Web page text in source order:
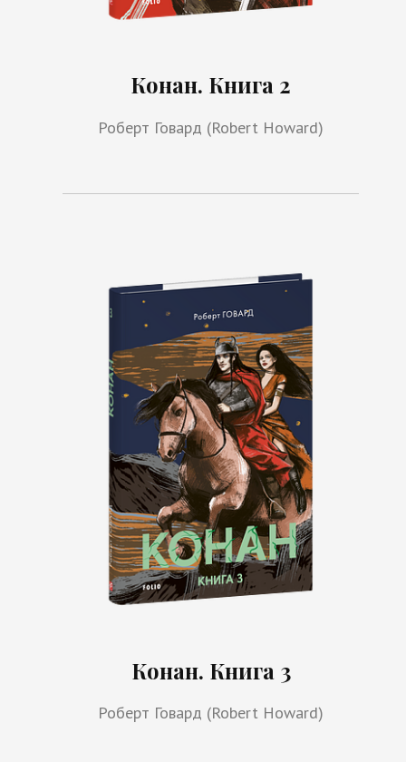
Конан. Книга 2
Роберт Говард (Robert Howard)
Конан. Книга 3
Роберт Говард (Robert Howard)